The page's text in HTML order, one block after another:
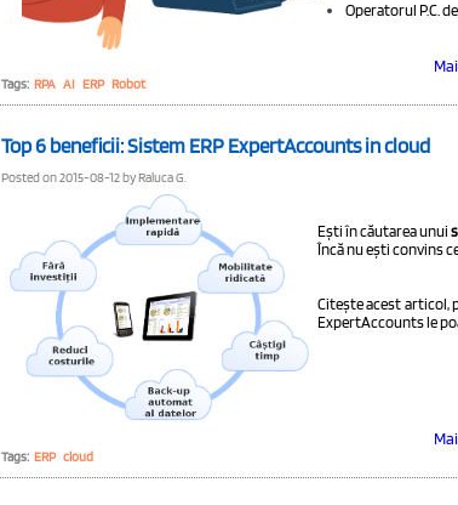
Operatorul P.C.
Tags: RPA AI ERP Robot
Top 6 beneficii: Sistem ERP ExpertAccounts in cloud
Posted on 2015-08-12 by Raluca G.
Ești în căutarea unui
Încă nu ești convins
Citește acest articol,
ExpertAccounts le
Tags: ERP cloud